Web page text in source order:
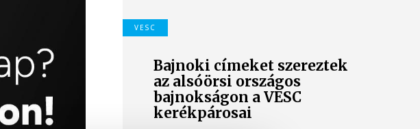
VESC
Bajnoki címeket szereztek
az alsóörsi országos
bajnokságon a VESC
kerékpárosai